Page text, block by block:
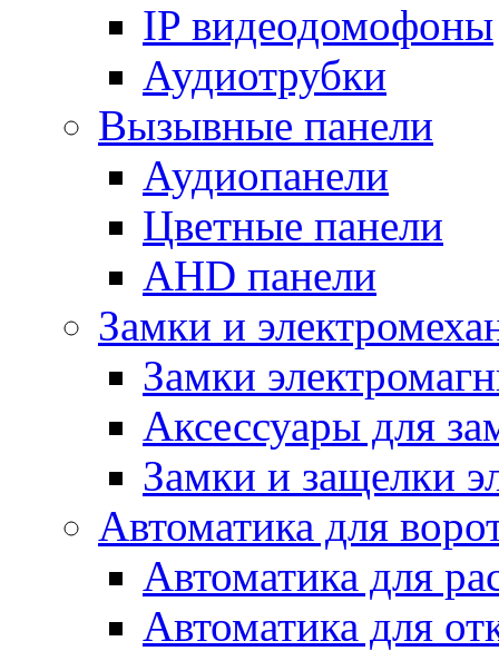
IP видеодомофоны
Аудиотрубки
Вызывные панели
Аудиопанели
Цветные панели
AHD панели
Замки и
Замки
Аксессуары для
Замки и защелки
Автоматика для
Автоматика для
Автоматика для